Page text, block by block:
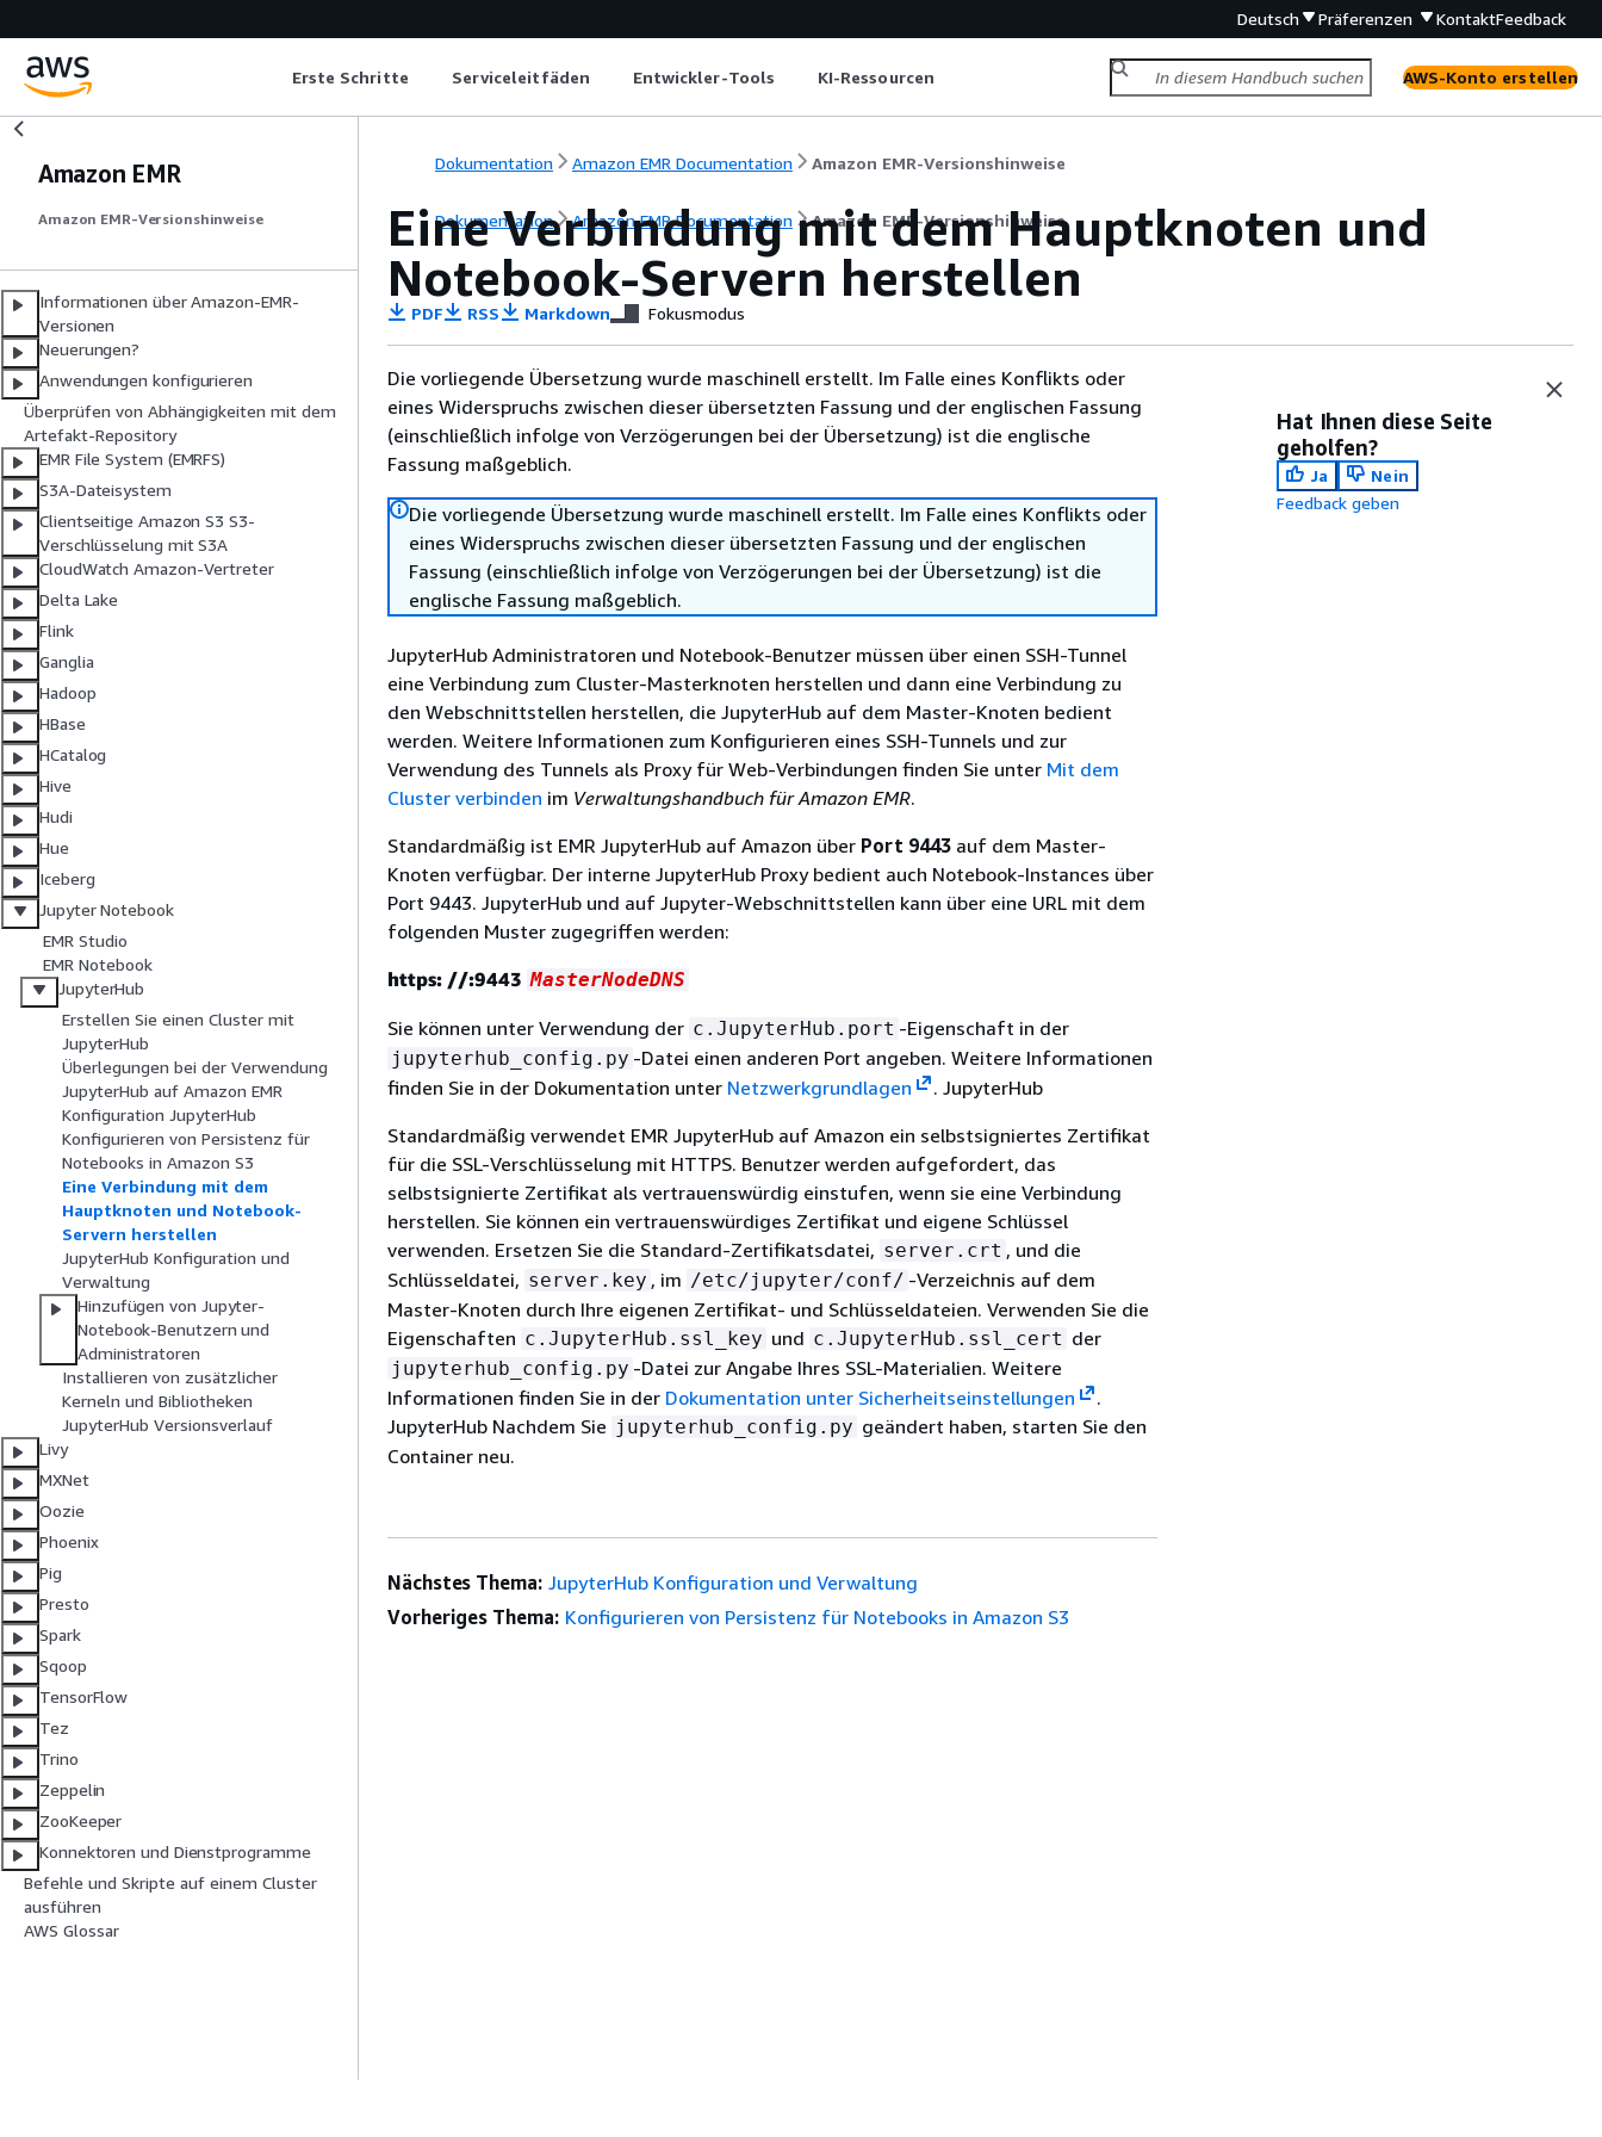
Deutsch Präferenzen KontaktFeedback
Erste Schritte Serviceleitfäden Entwickler-Tools KI-Ressourcen AWS-Konto erstellen
Amazon EMR
Amazon EMR-Versionshinweise
Informationen über Amazon-EMR-
Versionen
Neuerungen?
Anwendungen konfigurieren
Überprüfen von Abhängigkeiten mit dem
Artefakt-Repository
EMR File System (EMRFS)
S3A-Dateisystem
Clientseitige Amazon S3 S3-
Verschlüsselung mit S3A
CloudWatch Amazon-Vertreter
Delta Lake
Flink
Ganglia
Hadoop
HBase
HCatalog
Hive
Hudi
Hue
Iceberg
Jupyter Notebook
EMR Studio
EMR Notebook
JupyterHub
Erstellen Sie einen Cluster mit
JupyterHub
Überlegungen bei der Verwendung
JupyterHub auf Amazon EMR
Konfiguration JupyterHub
Konfigurieren von Persistenz für
Notebooks in Amazon S3
Eine Verbindung mit dem
Hauptknoten und Notebook-
Servern herstellen
JupyterHub Konfiguration und
Verwaltung
Hinzufügen von Jupyter-
Notebook-Benutzern und
Administratoren
Installieren von zusätzlicher
Kerneln und Bibliotheken
JupyterHub Versionsverlauf
Livy
MXNet
Oozie
Phoenix
Pig
Presto
Spark
Sqoop
TensorFlow
Tez
Trino
Zeppelin
ZooKeeper
Konnektoren und Dienstprogramme
Befehle und Skripte auf einem Cluster
ausführen
AWS Glossar
Dokumentation Amazon EMR Documentation Amazon EMR-Versionshinweise
Dokumentation Amazon EMR Documentation Amazon EMR-Versionshinweise
Eine Verbindung mit dem Hauptknoten und
Notebook-Servern herstellen
PDF RSS Markdown Fokusmodus
Die vorliegende Übersetzung wurde maschinell erstellt. Im Falle eines Konflikts oder
eines Widerspruchs zwischen dieser übersetzten Fassung und der englischen Fassung
(einschließlich infolge von Verzögerungen bei der Übersetzung) ist die englische
Fassung maßgeblich.
Die vorliegende Übersetzung wurde maschinell erstellt. Im Falle eines Konflikts oder
eines Widerspruchs zwischen dieser übersetzten Fassung und der englischen
Fassung (einschließlich infolge von Verzögerungen bei der Übersetzung) ist die
englische Fassung maßgeblich.
JupyterHub Administratoren und Notebook-Benutzer müssen über einen SSH-Tunnel
eine Verbindung zum Cluster-Masterknoten herstellen und dann eine Verbindung zu
den Webschnittstellen herstellen, die JupyterHub auf dem Master-Knoten bedient
werden. Weitere Informationen zum Konfigurieren eines SSH-Tunnels und zur
Verwendung des Tunnels als Proxy für Web-Verbindungen finden Sie unter Mit dem
Cluster verbinden im Verwaltungshandbuch für Amazon EMR.
Standardmäßig ist EMR JupyterHub auf Amazon über Port 9443 auf dem Master-
Knoten verfügbar. Der interne JupyterHub Proxy bedient auch Notebook-Instances über
Port 9443. JupyterHub und auf Jupyter-Webschnittstellen kann über eine URL mit dem
folgenden Muster zugegriffen werden:
https: //:9443 MasterNodeDNS
Sie können unter Verwendung der c.JupyterHub.port -Eigenschaft in der
jupyterhub_config.py -Datei einen anderen Port angeben. Weitere Informationen
finden Sie in der Dokumentation unter Netzwerkgrundlagen
. JupyterHub
Standardmäßig verwendet EMR JupyterHub auf Amazon ein selbstsigniertes Zertifikat
für die SSL-Verschlüsselung mit HTTPS. Benutzer werden aufgefordert, das
selbstsignierte Zertifikat als vertrauenswürdig einstufen, wenn sie eine Verbindung
herstellen. Sie können ein vertrauenswürdiges Zertifikat und eigene Schlüssel
verwenden. Ersetzen Sie die Standard-Zertifikatsdatei, server.crt , und die
Schlüsseldatei, server.key , im /etc/jupyter/conf/ -Verzeichnis auf dem
Master-Knoten durch Ihre eigenen Zertifikat- und Schlüsseldateien. Verwenden Sie die
Eigenschaften c.JupyterHub.ssl_key und c.JupyterHub.ssl_cert der
jupyterhub_config.py -Datei zur Angabe Ihres SSL-Materialien. Weitere
Informationen finden Sie in der Dokumentation unter Sicherheitseinstellungen
.
JupyterHub Nachdem Sie jupyterhub_config.py geändert haben, starten Sie den
Container neu.
Hat Ihnen diese Seite
geholfen?
Ja
Nein
Feedback geben
Nächstes Thema: JupyterHub Konfiguration und Verwaltung
Vorheriges Thema: Konfigurieren von Persistenz für Notebooks in Amazon S3